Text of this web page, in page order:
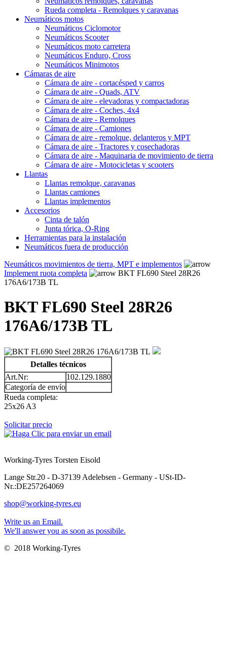
Rueda completa - Remolques y caravanas
Neumáticos motos
Neumáticos Ciclomotor
Neumáticos Scooter
Neumáticos moto carretera
Neumáticos Enduro, Cross
Neumáticos Minimotos
Cámaras de aire
Cámara de aire - cortacésped y carros
Cámara de aire - Quads, ATV
Cámara de aire - elevadoras y compactadoras
Cámara de aire - Coches, 4x4
Cámara de aire - Remolques
Cámara de aire - Camiones
Cámara de aire - remolque, delanteros y MPT
Cámara de aire - Tractores y cosechadoras
Cámara de aire - Maquinaria de movimiento de tierra
Cámara de aire - Motocicletas y scooters
Llantas
Llantas remolque, caravanas
Llantas camiones
Llantas implementos
Accesorios
Cinta de talón
Junta tórica, O-Ring
Herramientas para la instalación
Neumáticos fuera de producción
Neumáticos movimientos de tierra, MPT e implementos
Implement ruota completa
BKT FL690 Steel 28R26
176A6/173B TL
BKT FL690 Steel 28R26
176A6/173B TL
Detalles técnicos
Art.Nr:
102.129.1880
Categoría de envío
Rueda completa:
25x26 A3
Solicitar precio
Working-Tyres Torsten Eisold
Lange Str.20 - D-37139 Adelebsen - Germany - USt-ID-
Nr.:DE257264069
shop@working-tyres.eu
Write us an Email.
We'll answer you as soon as possibile.
© 2018 Working-Tyres